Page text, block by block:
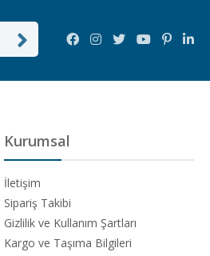
Kurumsal
İletişim
Sipariş Takibi
Gizlilik ve Kullanım Şartları
Kargo ve Taşıma Bilgileri